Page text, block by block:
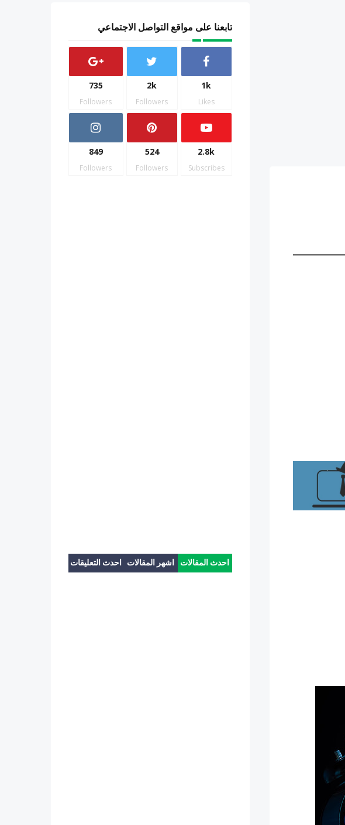
تابعنا على مواقع التواصل الاجتماعي
1k
Likes
2k
Followers
735
Followers
2.8k
Subscribes
524
Followers
849
Followers
احدث المقالات اشهر المقالات احدث التعليقات